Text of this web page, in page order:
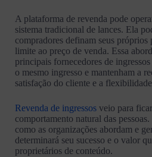
A plataforma de revenda pode
sistema tradicional de lances. Ela
compradores definam seus
limite ao preço de venda. Essa
principais fornecedores de
o mesmo ingresso e mantenham a
satisfação do cliente e a
Revenda de ingressos veio para
comportamento natural das
como as organizações abordam e
determinará seu sucesso e o valor
proprietários de conteúdo.